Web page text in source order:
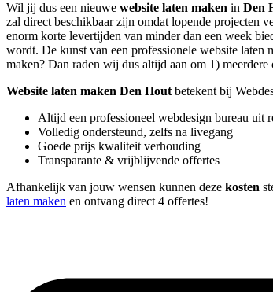
Wil jij dus een nieuwe website laten maken in Den
zal direct beschikbaar zijn omdat lopende projecten
enorm korte levertijden van minder dan een week
wordt. De kunst van een professionele website laten
maken? Dan raden wij dus altijd aan om 1)
Website laten maken Den Hout betekent bij
Altijd een professioneel webdesign bureau uit
Volledig ondersteund, zelfs na livegang
Goede prijs kwaliteit verhouding
Transparante & vrijblijvende offertes
Afhankelijk van jouw wensen kunnen deze kosten
laten maken en ontvang direct 4 offertes!